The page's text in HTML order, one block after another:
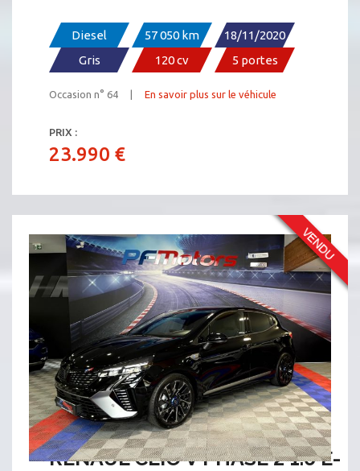
Diesel 57 050 km
18/11/2020
Gris
120 cv 5 portes
Occasion n° 64 | En savoir plus sur le véhicule
PRIX :
23.990 €
RENAUL CLIO V PHASE 2 1.6 E-